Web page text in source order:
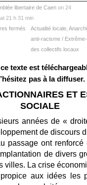
libertaire de Caenon 24
21 h 31 min
Actualité locale,
anti-racisme /
des collectifs locaux
fermés
texte est
pas à la diffuser.
ET
SOCIALE
années de «
de discours
passage ont renforcé
de divers
villes. La crise
aux idées les